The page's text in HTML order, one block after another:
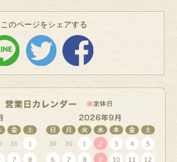
このページをシェアする